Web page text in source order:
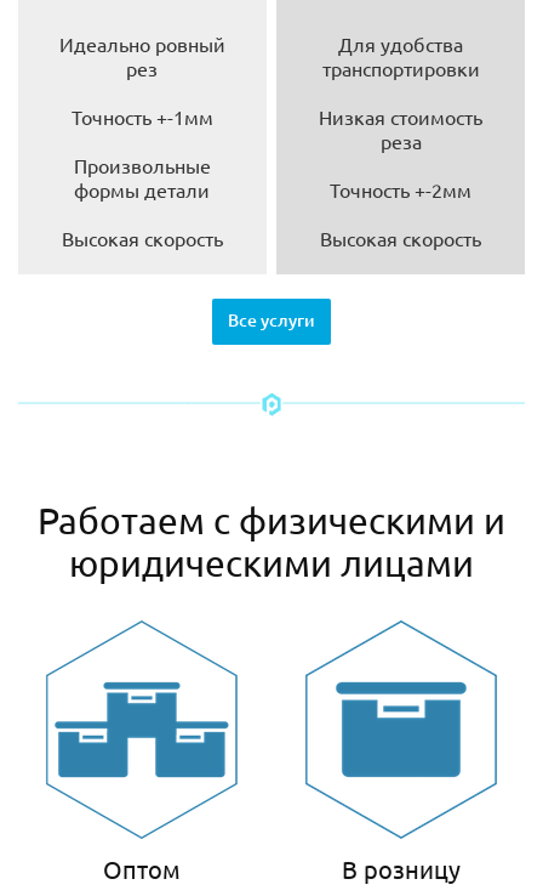
Идеально ровный
рез
Точность +-1мм
Произвольные
формы детали
Высокая скорость
Для удобства
транспортировки
Низкая стоимость
реза
Точность +-2мм
Высокая скорость
Все услуги
Работаем с физическими и
юридическими лицами
Оптом В розницу